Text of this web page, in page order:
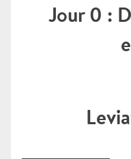
Jour 0 :